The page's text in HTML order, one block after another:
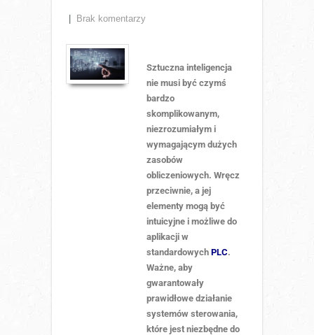
Brak komentarzy
Sztuczna inteligencja
nie musi być czymś
bardzo
skomplikowanym,
niezrozumiałym i
wymagającym dużych
zasobów
obliczeniowych. Wręcz
przeciwnie, a jej
elementy mogą być
intuicyjne i możliwe do
aplikacji w
standardowych PLC.
Ważne, aby
gwarantowały
prawidłowe działanie
systemów sterowania,
które jest niezbędne do